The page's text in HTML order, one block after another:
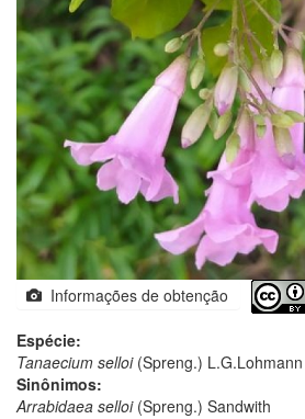
Informações de obtenção
Espécie:
Tanaecium selloi(Spreng.) L.G.Lohmann
Sinônimos:
Arrabidaea selloi(Spreng.) Sandwith